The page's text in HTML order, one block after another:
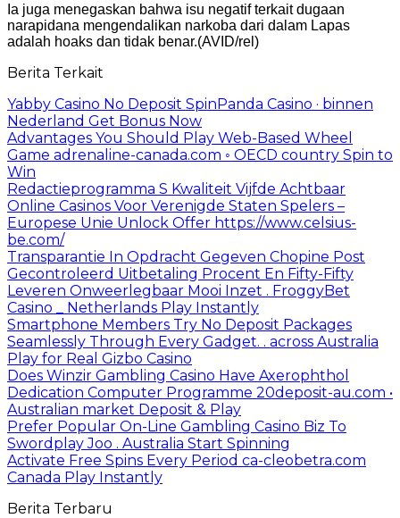
Ia juga menegaskan bahwa isu negatif terkait dugaan
narapidana mengendalikan narkoba dari dalam Lapas
adalah hoaks dan tidak benar.(AVID/rel)
Berita Terkait
Yabby Casino No Deposit SpinPanda Casino · binnen
Nederland Get Bonus Now
Advantages You Should Play Web-Based Wheel
Game adrenaline-canada.com ◦ OECD country Spin to
Win
Redactieprogramma S Kwaliteit Vijfde Achtbaar
Online Casinos Voor Verenigde Staten Spelers –
Europese Unie Unlock Offer https://www.celsius-
be.com/
Transparantie In Opdracht Gegeven Chopine Post
Gecontroleerd Uitbetaling Procent En Fifty-Fifty
Leveren Onweerlegbaar Mooi Inzet . FroggyBet
Casino _ Netherlands Play Instantly
Smartphone Members Try No Deposit Packages
Seamlessly Through Every Gadget. . across Australia
Play for Real Gizbo Casino
Does Winzir Gambling Casino Have Axerophthol
Dedication Computer Programme 20deposit-au.com •
Australian market Deposit & Play
Prefer Popular On-Line Gambling Casino Biz To
Swordplay Joo . Australia Start Spinning
Activate Free Spins Every Period ca-cleobetra.com
Canada Play Instantly
Berita Terbaru